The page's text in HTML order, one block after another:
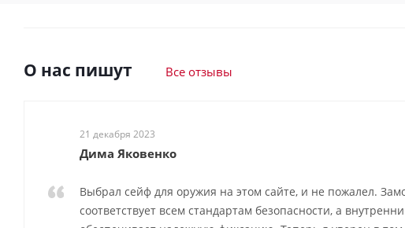
О нас пишут Все отзывы
21 декабря 2023
Дима Яковенко
Выбрал сейф для оружия на этом сайте, и не пожалел.
соответствует всем стандартам безопасности, а